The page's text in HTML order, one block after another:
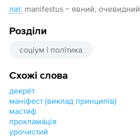
лат. manifestus − явний, очевидний
Розділи
соціум і політика
Схожі слова
декре́т
маніфест (виклад принципів)
масти́ф
проклама́ція
урочистий